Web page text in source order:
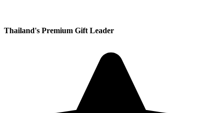
Thailand's Premium Gift Leader